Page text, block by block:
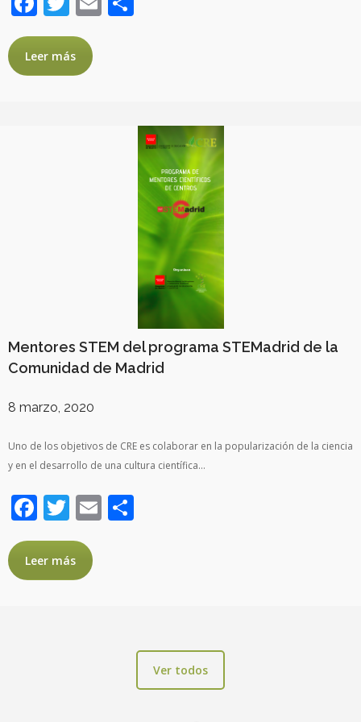
Leer más
Mentores STEM del programa STEMadrid de la
Comunidad de Madrid
8 marzo, 2020
Uno de los objetivos de CRE es colaborar en la popularización de la ciencia
y en el desarrollo de una cultura científica…
Facebook
Twitter
Email
Leer más
Ver todos